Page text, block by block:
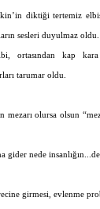
diktiği tertemiz
sesleri duyulmaz oldu.
kap kara
tarumar oldu.
mezarı olursa olsun
gider nede
girmesi, evlenme